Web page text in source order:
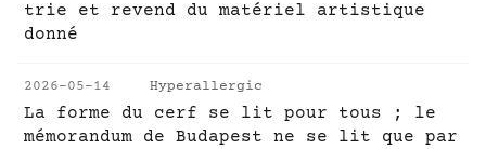
trie et revend du matériel artistique
donné
2026-05-14 Hyperallergic
La forme du cerf se lit pour tous ; le
mémorandum de Budapest ne se lit que par